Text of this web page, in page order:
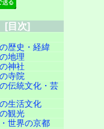
[目次]
歴史・経緯
地理
神社
寺院
伝統文化・芸
生活文化
観光
世界の京都